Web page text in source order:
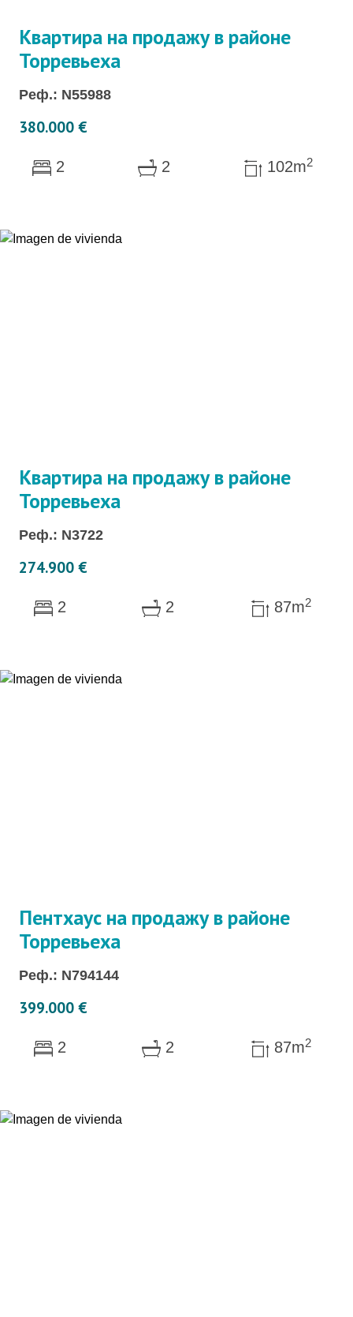
Квартира на продажу в районе
Торревьеха
Реф.: N55988
380.000 €
2 2 102m2
Квартира на продажу в районе
Торревьеха
Реф.: N3722
274.900 €
2 2 87m2
Пентхаус на продажу в районе
Торревьеха
Реф.: N794144
399.000 €
2 2 87m2